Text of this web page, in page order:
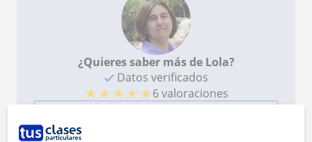
¿Quieres saber más de Lola?
Datos verificados
★ ★ ★ ★ ★6 valoraciones